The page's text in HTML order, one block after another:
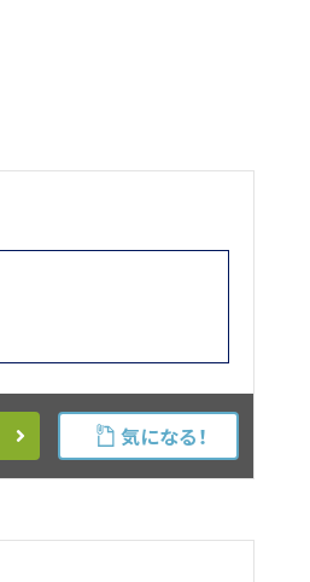
気になる！